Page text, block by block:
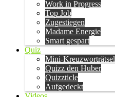
Work in Progress
Top Job
Zugestiegen
Madame Energie
Smart gespart
Quiz
Mini-Kreuzworträtsel
Quizz den Huber
Quizzticle
Aufgedeckt